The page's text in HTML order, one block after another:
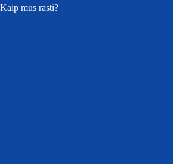
Kaip mus rasti?